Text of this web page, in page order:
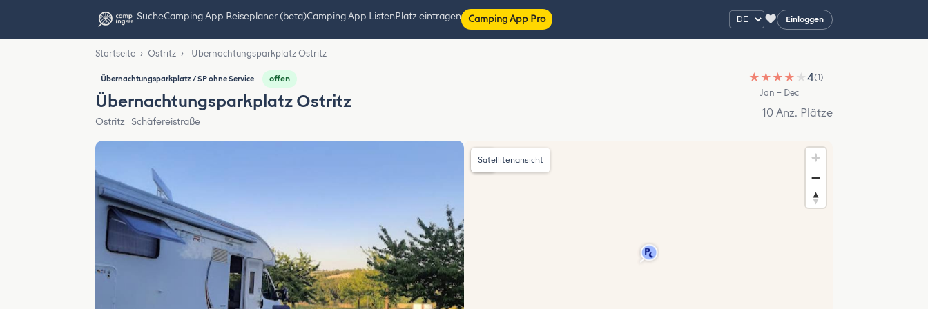
SucheCamping App Reiseplaner (beta)Camping App ListenPlatz eintragen Camping App Pro ♥ Einloggen
Startseite › Ostritz › Übernachtungsparkplatz Ostritz
Übernachtungsparkplatz / SP ohne Service offen
Übernachtungsparkplatz Ostritz
Ostritz · Schäfereistraße
★ ★ ★ ★ ★4(1)
Jan – Dec
10 Anz. Plätze
Satellitenansicht